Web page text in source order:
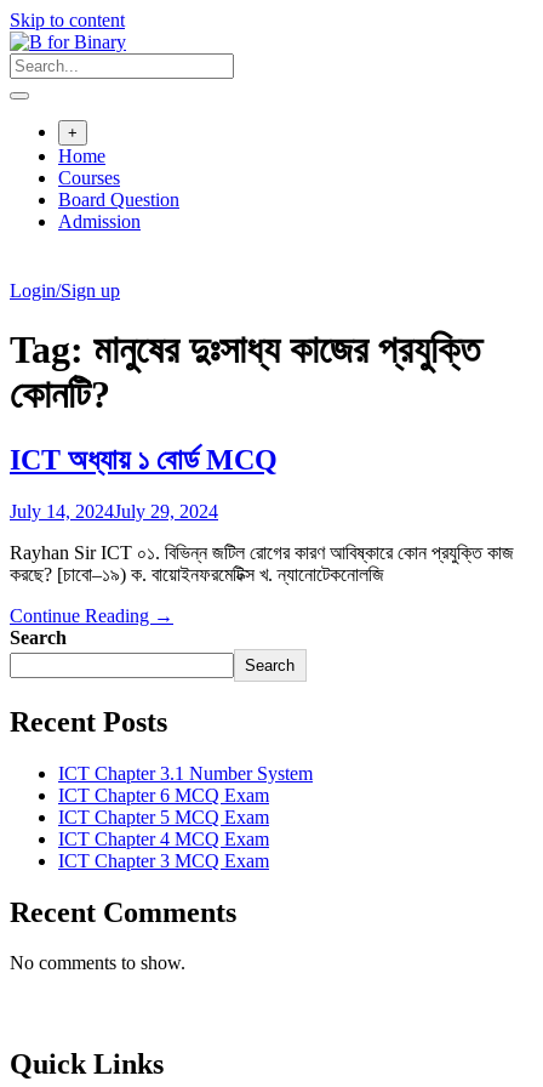
Skip to content
+
Home
Courses
Board Question
Admission
Login/Sign up
Tag: মানুষের দুঃসাধ্য কাজের প্রযুক্তি
কোনটি?
ICT অধ্যায় ১ বোর্ড MCQ
July 14, 2024July 29, 2024
Rayhan Sir ICT ০১. বিভিন্ন জটিল রোগের কারণ আবিষ্কারে কোন প্রযুক্তি কাজ
করছে? [চাবো–১৯) ক. বায়োইনফরমেটিক্স খ. ন্যানোটেকনোলজি
Continue Reading →
Search
Search
Recent Posts
ICT Chapter 3.1 Number System
ICT Chapter 6 MCQ Exam
ICT Chapter 5 MCQ Exam
ICT Chapter 4 MCQ Exam
ICT Chapter 3 MCQ Exam
Recent Comments
No comments to show.
Quick Links